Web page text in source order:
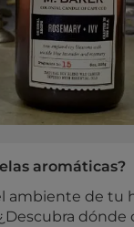
aromáticas?
ambiente de tu
dónde